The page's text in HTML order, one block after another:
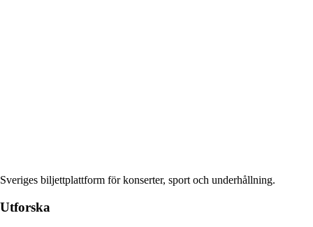
Sveriges biljettplattform för konserter, sport och underhållning.
Utforska